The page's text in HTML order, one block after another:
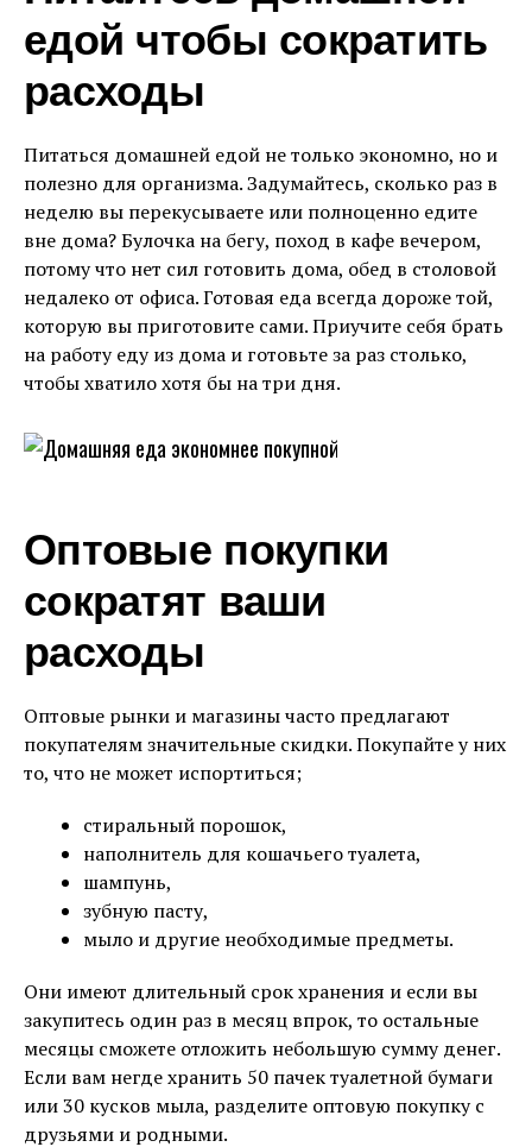
едой чтобы сократить
расходы
Питаться домашней едой не только экономно, но и
полезно для организма. Задумайтесь, сколько раз в
неделю вы перекусываете или полноценно едите
вне дома? Булочка на бегу, поход в кафе вечером,
потому что нет сил готовить дома, обед в столовой
недалеко от офиса. Готовая еда всегда дороже той,
которую вы приготовите сами. Приучите себя брать
на работу еду из дома и готовьте за раз столько,
чтобы хватило хотя бы на три дня.
Оптовые покупки
сократят ваши
расходы
Оптовые рынки и магазины часто предлагают
покупателям значительные скидки. Покупайте у них
то, что не может испортиться;
стиральный порошок,
наполнитель для кошачьего туалета,
шампунь,
зубную пасту,
мыло и другие необходимые предметы.
Они имеют длительный срок хранения и если вы
закупитесь один раз в месяц впрок, то остальные
месяцы сможете отложить небольшую сумму денег.
Если вам негде хранить 50 пачек туалетной бумаги
или 30 кусков мыла, разделите оптовую покупку с
друзьями и родными.